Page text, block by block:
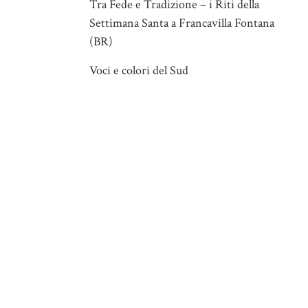
Tra Fede e Tradizione – i Riti della
Settimana Santa a Francavilla Fontana
(BR)
Voci e colori del Sud